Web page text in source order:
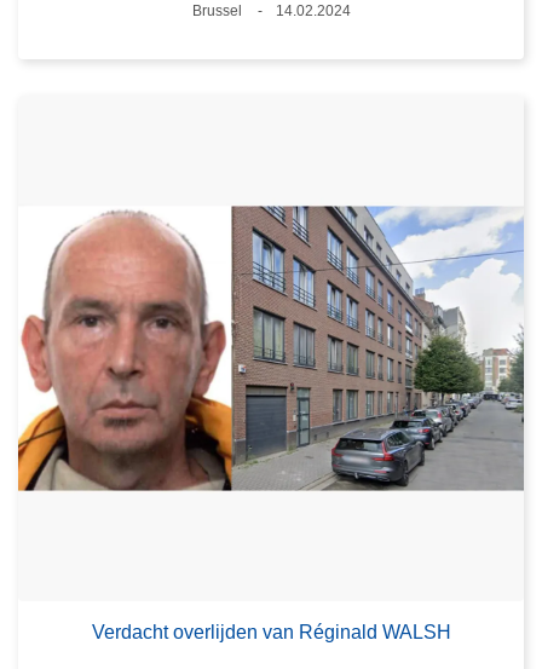
Plaats
Brussel
14.02.2024
Verdacht overlijden van Réginald WALSH